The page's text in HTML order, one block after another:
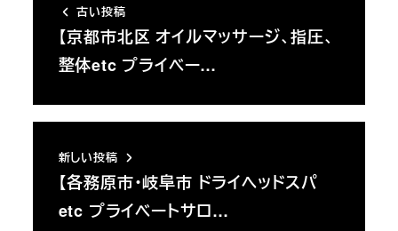
古い投稿
【京都市北区 オイルマッサージ、指圧、
整体etc プライベー…
新しい投稿
【各務原市・岐阜市 ドライヘッドスパ
etc プライベートサロ…